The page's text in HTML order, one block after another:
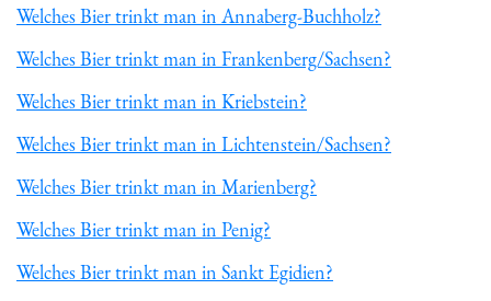
Welches Bier trinkt man in Annaberg-Buchholz?
Welches Bier trinkt man in Frankenberg/Sachsen?
Welches Bier trinkt man in Kriebstein?
Welches Bier trinkt man in Lichtenstein/Sachsen?
Welches Bier trinkt man in Marienberg?
Welches Bier trinkt man in Penig?
Welches Bier trinkt man in Sankt Egidien?